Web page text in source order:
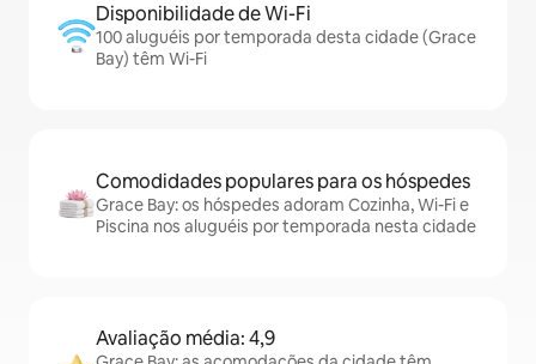
Disponibilidade de Wi-Fi
100 aluguéis por temporada desta cidade (Grace
Bay) têm Wi-Fi
Comodidades populares para os hóspedes
Grace Bay: os hóspedes adoram Cozinha, Wi-Fi e
Piscina nos aluguéis por temporada nesta cidade
Avaliação média: 4,9